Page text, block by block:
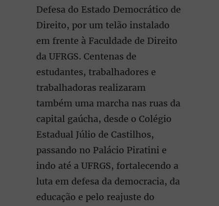
Defesa do Estado Democrático de
Direito, por um telão instalado
em frente à Faculdade de Direito
da UFRGS. Centenas de
estudantes, trabalhadores e
trabalhadoras realizaram
também uma marcha nas ruas da
capital gaúcha, desde o Colégio
Estadual Júlio de Castilhos,
passando no Palácio Piratini e
indo até a UFRGS, fortalecendo a
luta em defesa da democracia, da
educação e pelo reajuste do